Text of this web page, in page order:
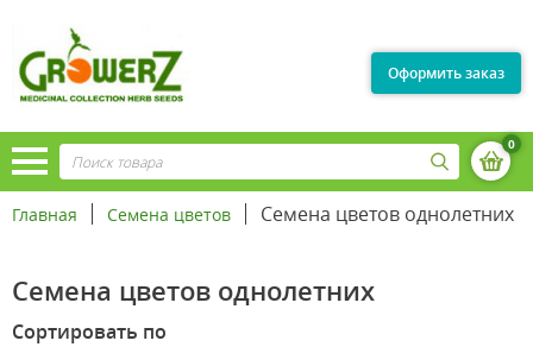
Оформить заказ
0
Главная Семена цветов Семена цветов однолетних
Семена цветов однолетних
Сортировать по